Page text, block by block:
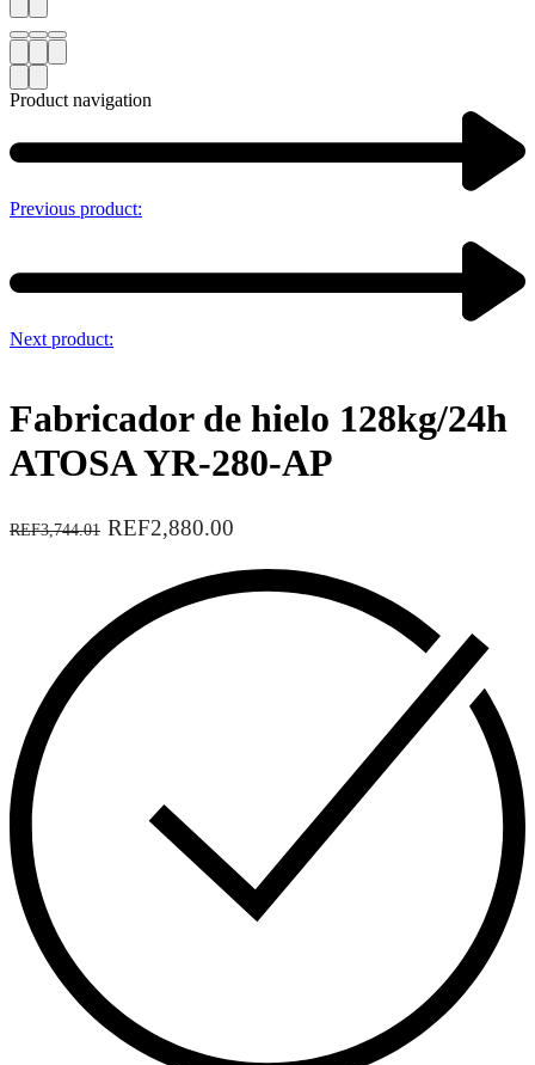
Product navigation
Previous product:
Next product:
Fabricador de hielo 128kg/24h
ATOSA YR-280-AP
REF3,744.01 REF2,880.00